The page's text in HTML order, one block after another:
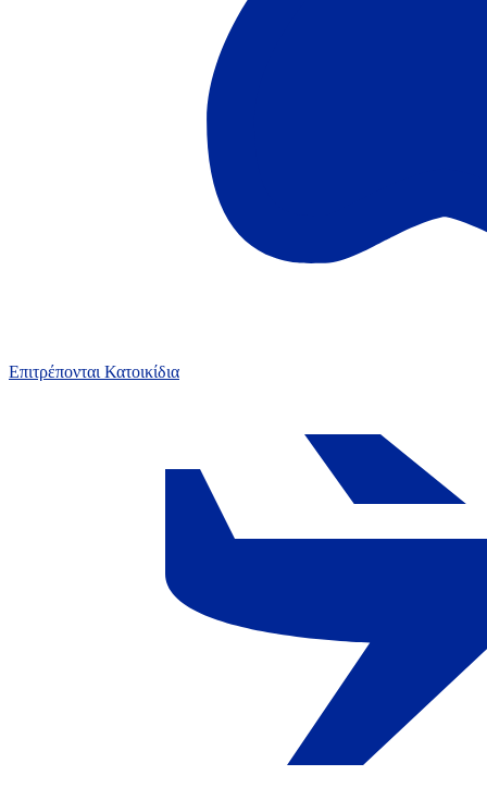
Επιτρέπονται Κατοικίδια